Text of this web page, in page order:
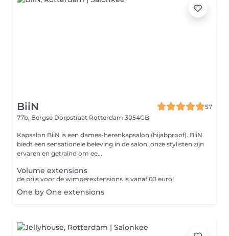
BiiN
57
77b, Bergse Dorpstraat Rotterdam 3054GB
Kapsalon BiiN is een dames-herenkapsalon (hijabproof). BiiN
biedt een sensationele beleving in de salon, onze stylisten zijn
ervaren en getraind om ee...
Volume extensions
de prijs voor de wimperextensions is vanaf 60 euro!
One by One extensions